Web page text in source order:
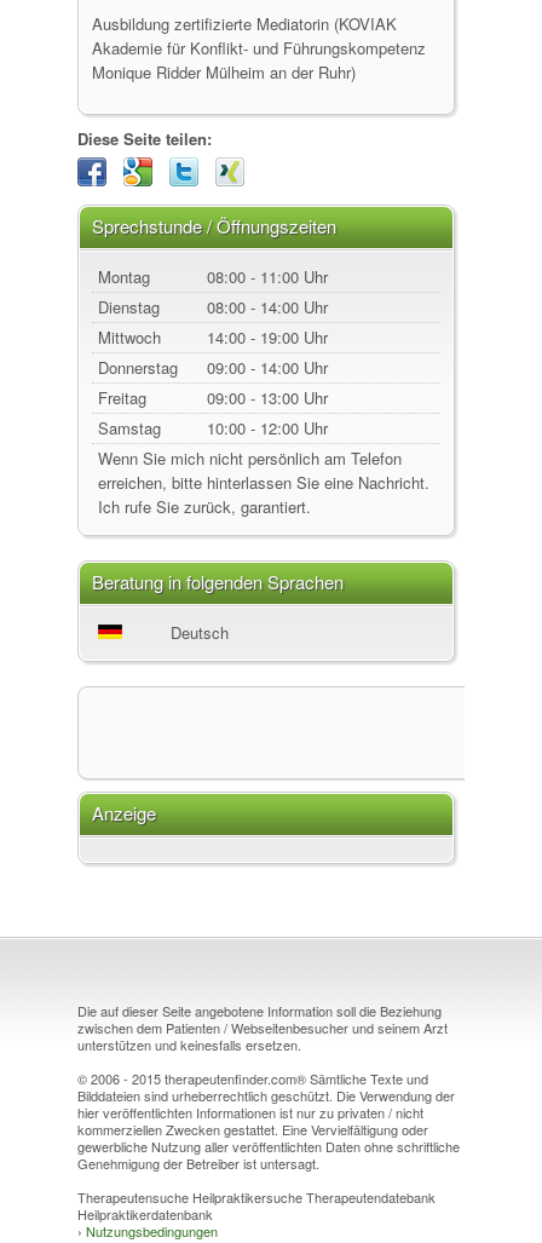
Ausbildung zertifizierte Mediatorin (KOVIAK
Akademie für Konflikt- und Führungskompetenz
Monique Ridder Mülheim an der Ruhr)
Diese Seite teilen:
Sprechstunde / Öffnungszeiten
Montag
08:00 - 11:00 Uhr
Dienstag
08:00 - 14:00 Uhr
Mittwoch
14:00 - 19:00 Uhr
Donnerstag
09:00 - 14:00 Uhr
Freitag
09:00 - 13:00 Uhr
Samstag
10:00 - 12:00 Uhr
Wenn Sie mich nicht persönlich am Telefon
erreichen, bitte hinterlassen Sie eine Nachricht.
Ich rufe Sie zurück, garantiert.
Beratung in folgenden Sprachen
Deutsch
Anzeige
Die auf dieser Seite angebotene Information soll die Beziehung
zwischen dem Patienten / Webseitenbesucher und seinem Arzt
unterstützen und keinesfalls ersetzen.
© 2006 - 2015 therapeutenfinder.com® Sämtliche Texte und
Bilddateien sind urheberrechtlich geschützt. Die Verwendung der
hier veröffentlichten Informationen ist nur zu privaten / nicht
kommerziellen Zwecken gestattet. Eine Vervielfältigung oder
gewerbliche Nutzung aller veröffentlichten Daten ohne schriftliche
Genehmigung der Betreiber ist untersagt.
Therapeutensuche Heilpraktikersuche Therapeutendatebank
Heilpraktikerdatenbank
› Nutzungsbedingungen